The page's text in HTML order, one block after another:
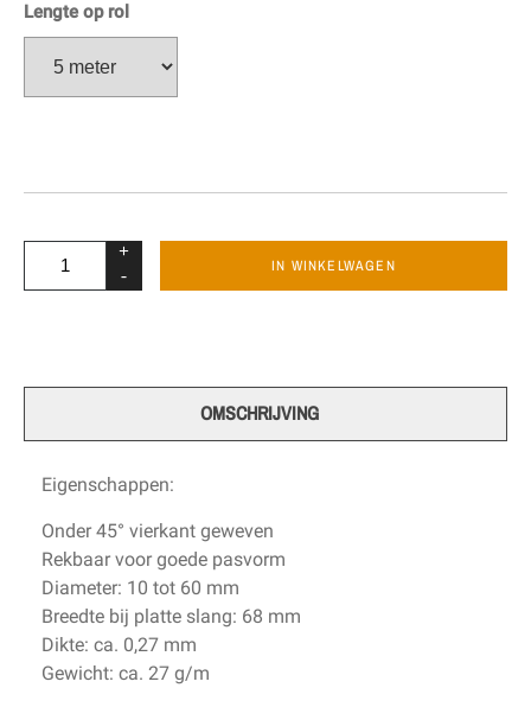
Lengte op rol
+
-
IN WINKELWAGEN
OMSCHRIJVING
Eigenschappen:
Onder 45° vierkant geweven
Rekbaar voor goede pasvorm
Diameter: 10 tot 60 mm
Breedte bij platte slang: 68 mm
Dikte: ca. 0,27 mm
Gewicht: ca. 27 g/m